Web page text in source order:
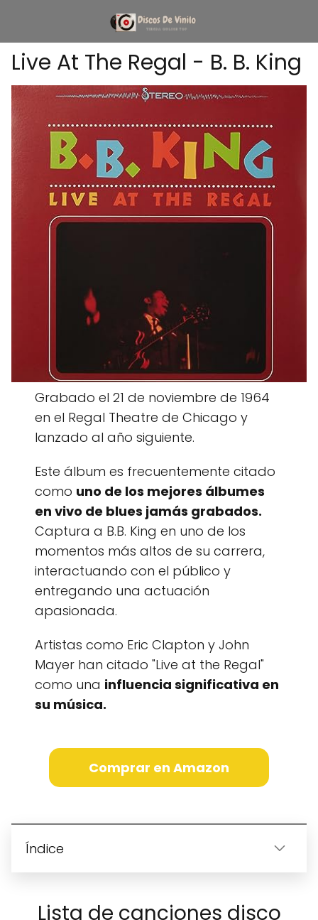
Live At The Regal - B. B. King
Grabado el 21 de noviembre de 1964
en el Regal Theatre de Chicago y
lanzado al año siguiente.
Este álbum es frecuentemente citado
como uno de los mejores álbumes
en vivo de blues jamás grabados.
Captura a B.B. King en uno de los
momentos más altos de su carrera,
interactuando con el público y
entregando una actuación
apasionada.
Artistas como Eric Clapton y John
Mayer han citado "Live at the Regal"
como una influencia significativa en
su música.
Comprar en Amazon
Índice
Lista de canciones disco